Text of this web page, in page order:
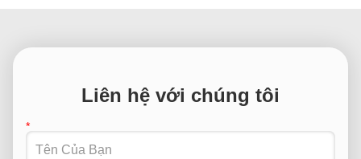
Liên hệ với chúng tôi